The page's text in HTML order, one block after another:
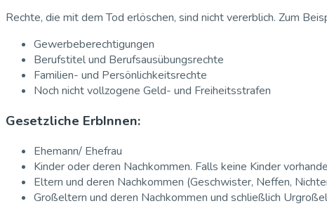
Rechte, die mit dem Tod erlöschen, sind nicht vererblich. Zum
Gewerbeberechtigungen
Berufstitel und Berufsausübungsrechte
Familien- und Persönlichkeitsrechte
Noch nicht vollzogene Geld- und Freiheitsstrafen
Gesetzliche ErbInnen:
Ehemann/ Ehefrau
Kinder oder deren Nachkommen. Falls keine Kinder
Eltern und deren Nachkommen (Geschwister, Neffen,
Großeltern und deren Nachkommen und schließlich